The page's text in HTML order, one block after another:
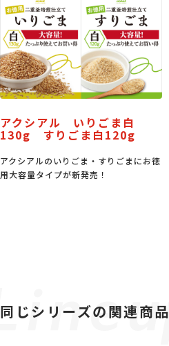
ヤマザキ サンドパン ミル
ククリーム＆バター風味クリ
ーム
ふわもち食感のパンに佐渡産牛乳入りホ
イップとバター風味クリーム
同じシリーズの関連商品